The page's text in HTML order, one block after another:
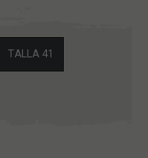
TALLA 41